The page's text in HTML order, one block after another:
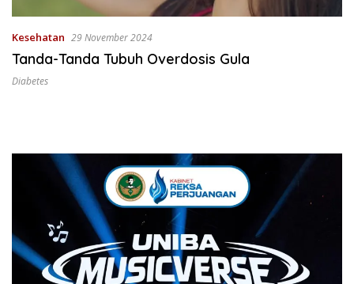
Kesehatan 29 November 2024
Tanda-Tanda Tubuh Overdosis Gula
Diabetes